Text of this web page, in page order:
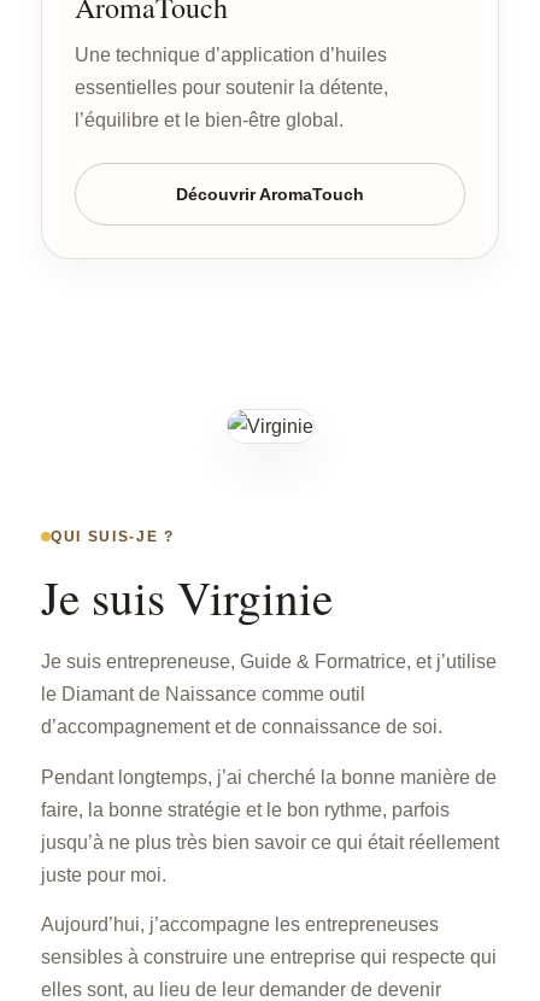
Une technique d’application d’huiles
essentielles pour soutenir la détente,
l’équilibre et le bien-être global.
Découvrir AromaTouch
QUI SUIS-JE ?
Je suis Virginie
Je suis entrepreneuse, Guide & Formatrice, et j’utilise
le Diamant de Naissance comme outil
d’accompagnement et de connaissance de soi.
Pendant longtemps, j’ai cherché la bonne manière de
faire, la bonne stratégie et le bon rythme, parfois
jusqu’à ne plus très bien savoir ce qui était réellement
juste pour moi.
Aujourd’hui, j’accompagne les entrepreneuses
sensibles à construire une entreprise qui respecte qui
elles sont, au lieu de leur demander de devenir